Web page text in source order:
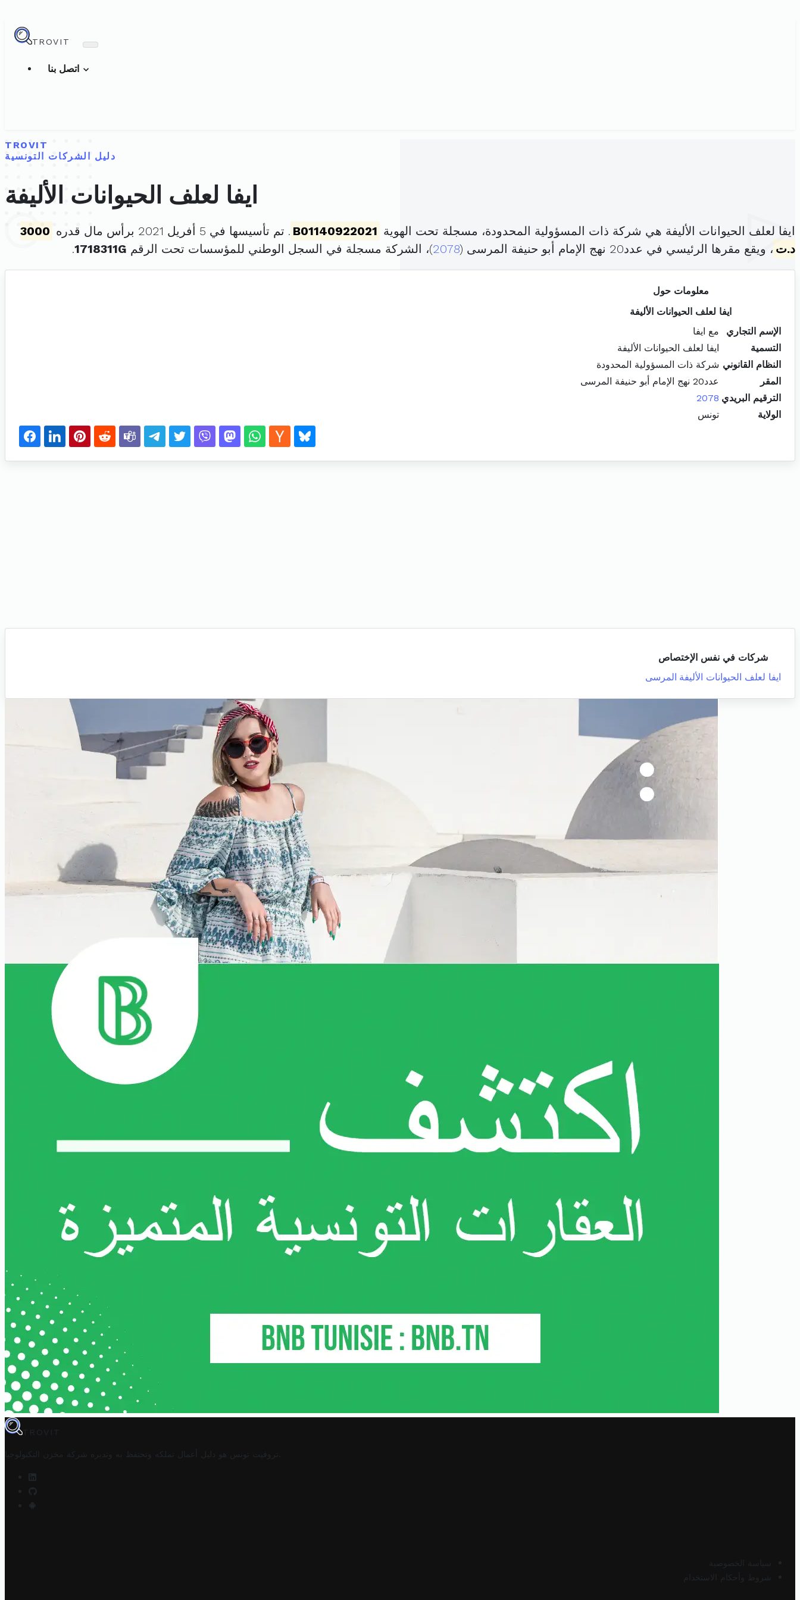
TROVIT
TROVIT
دليل الشركات التونسية
ايفا لعلف الحيوانات الأليفة
ايفا لعلف الحيوانات الأليفة هي شركة ذات المسؤولية المحدودة، مسجلة تحت الهوية B01140922021 . تم تأسيسها في 5 أفريل 2021 برأس مال قدره
3000
د.ت ، ويقع مقرها الرئيسي في عدد20 نهج الإمام أبو حنيفة المرسى ( 2078)، الشركة مسجلة في السجل الوطني للمؤسسات تحت الرقم 1718311G
.
معلومات حول
ايفا لعلف الحيوانات الأليفة
الإسم التجاري
مع ايفا
التسمية
ايفا لعلف الحيوانات الأليفة
النظام القانوني شركة ذات المسؤولية المحدودة
المقر
عدد20 نهج الإمام أبو حنيفة المرسى
الترقيم البريدي 2078
الولاية
تونس
شركات في نفس الإختصاص
ايفا لعلف الحيوانات الأليفة المرسى
TROVIT
تروفيت تونس هو دليل أعمال تملكه وتحتفظ به وتديره شركة مخزن التكنولوجيا
سياسة الخصوصية
شروط وأحكام الاستخدام